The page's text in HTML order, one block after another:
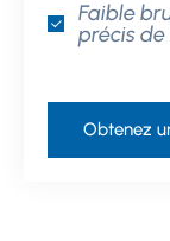
Faible
précis
Obtenez